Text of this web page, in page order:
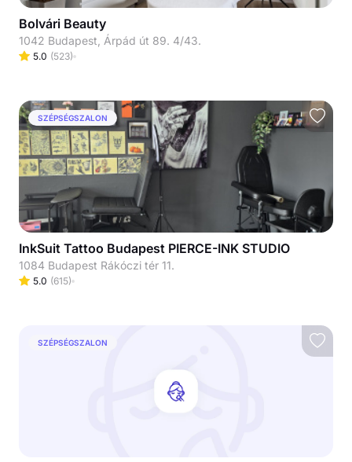
Bolvári Beauty
1042 Budapest, Árpád út 89. 4/43.
5.0 (523)
SZÉPSÉGSZALON
InkSuit Tattoo Budapest PIERCE-INK STUDIO
1084 Budapest Rákóczi tér 11.
5.0 (615)
SZÉPSÉGSZALON